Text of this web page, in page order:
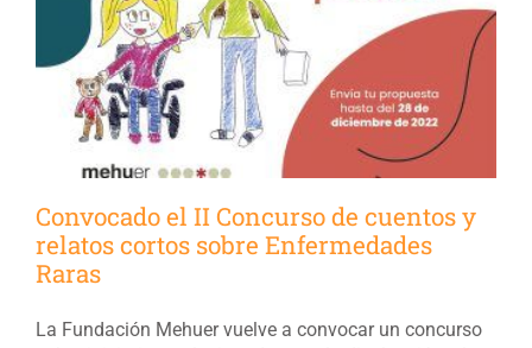
Convocado el II Concurso de cuentos y
relatos cortos sobre Enfermedades
Raras
La Fundación Mehuer vuelve a convocar un concurso